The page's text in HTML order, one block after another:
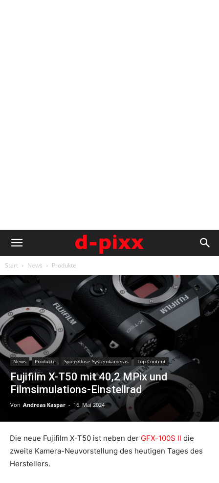
Start News Produkte
News Produkte Spiegellose Systemkameras Top-Content
Fujifilm X-T50 mit 40,2 MPix und
Filmsimulations-Einstellrad
Von Andreas Kaspar - 16. Mai 2024
Die neue Fujifilm X-T50 ist neben der GFX-100S II die
zweite Kamera-Neuvorstellung des heutigen Tages des
Herstellers.